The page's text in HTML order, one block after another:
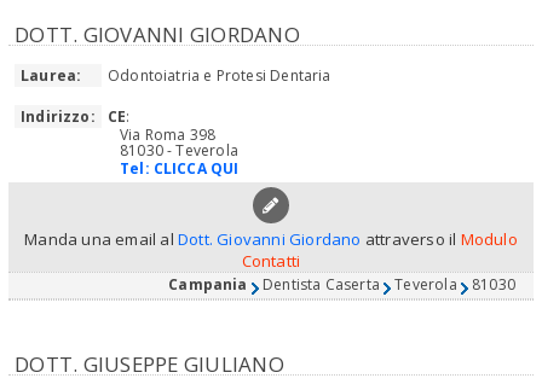
DOTT. GIOVANNI GIORDANO
Laurea:
Odontoiatria e Protesi Dentaria
Indirizzo:
CE:
Via Roma 398
81030 - Teverola
Tel: CLICCA QUI
Manda una email al Dott. Giovanni Giordano attraverso il Modulo
Contatti
Campania Dentista Caserta Teverola 81030
DOTT. GIUSEPPE GIULIANO